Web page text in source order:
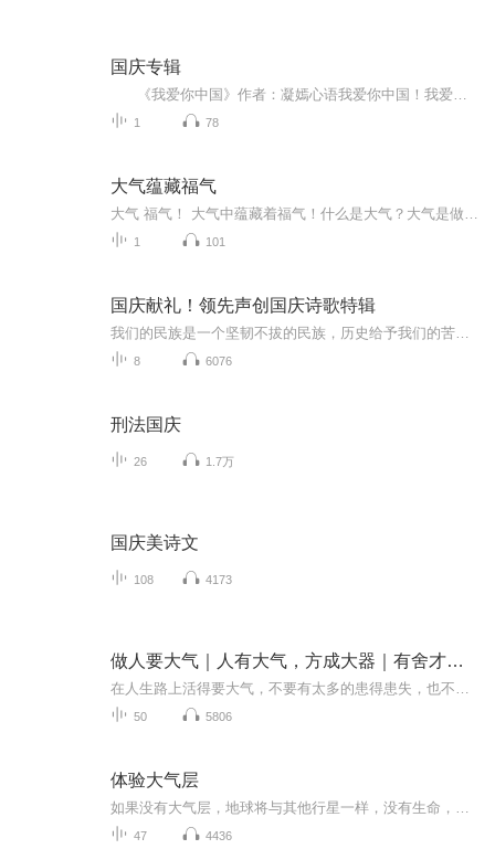
国庆专辑
1 78
大气蕴藏福气
1 101
国庆献礼！领先声创国庆诗歌特辑
8 6076
刑法国庆
26 1.7万
国庆美诗文
108 4173
做人要大气｜人有大气，方成大器｜有舍才有得
50 5806
体验大气层
47 4436